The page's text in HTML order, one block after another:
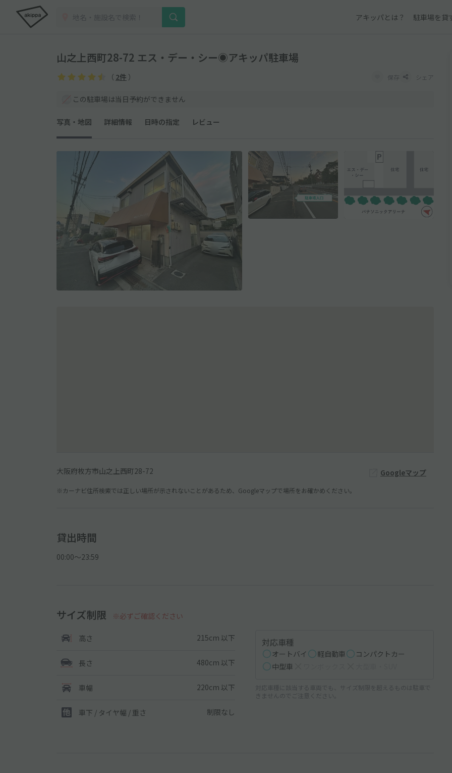
アキッパとは？ 駐車場を貸
山之上西町28-72 エス・デー・シー◉アキッパ駐車場
（ 2件 ） 保存 シェア
この駐車場は当日予約ができません
写真・地図 詳細情報 日時の指定 レビュー
大阪府枚方市山之上西町28-72 Googleマップ
※カーナビ住所検索では正しい場所が示されないことがあるため、Googleマップで場所をお確かめください。
貸出時間
00:00〜23:59
サイズ制限 ※必ずご確認ください
高さ 215cm 以下
長さ 480cm 以下
車幅 220cm 以下
車下 / タイヤ幅 / 重さ 制限なし
対応車種
オートバイ 軽自動車
コンパクトカー
中型車
対応車種に該当する車両でも、サイズ制限を超えるものは駐車で
きませんのでご注意ください。